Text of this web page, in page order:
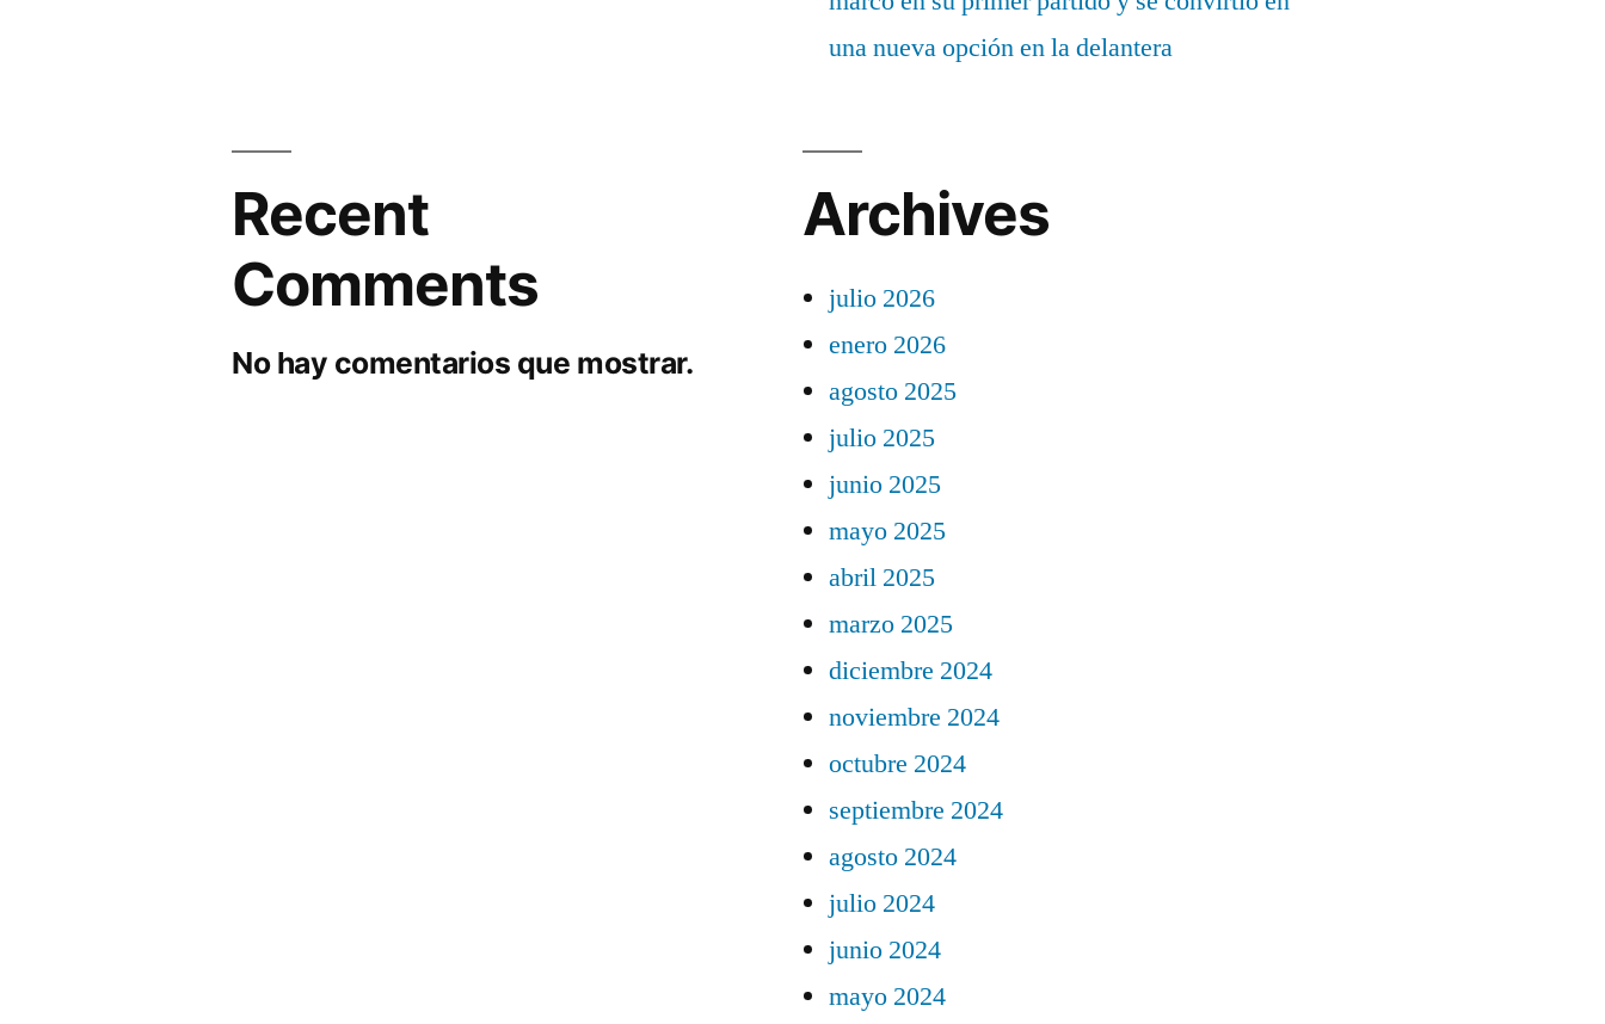
una nueva opción en la delantera
Recent
Comments
No hay comentarios que mostrar.
Archives
julio 2026
enero 2026
agosto 2025
julio 2025
junio 2025
mayo 2025
abril 2025
marzo 2025
diciembre 2024
noviembre 2024
octubre 2024
septiembre 2024
agosto 2024
julio 2024
junio 2024
mayo 2024